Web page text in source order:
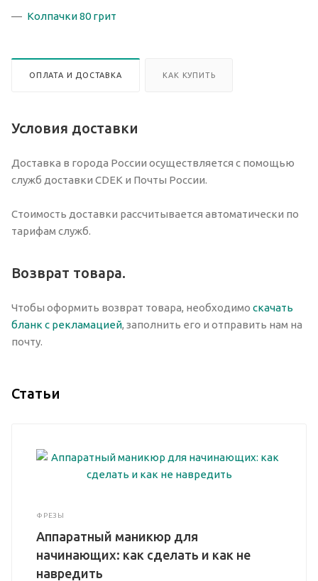
Колпачки 80 грит
ОПЛАТА И ДОСТАВКА КАК КУПИТЬ
Условия доставки
Доставка в города России осуществляется с помощью
служб доставки CDEK и Почты России.
Стоимость доставки рассчитывается автоматически по
тарифам служб.
Возврат товара.
Чтобы оформить возврат товара, необходимо скачать
бланк с рекламацией, заполнить его и отправить нам на
почту.
Статьи
ФРЕЗЫ
Аппаратный маникюр для
начинающих: как сделать и как не
навредить